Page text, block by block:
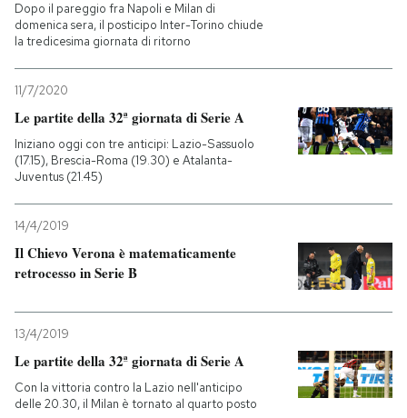
Dopo il pareggio fra Napoli e Milan di
domenica sera, il posticipo Inter-Torino chiude
la tredicesima giornata di ritorno
11/7/2020
Le partite della 32ª giornata di Serie A
Iniziano oggi con tre anticipi: Lazio-Sassuolo
(17.15), Brescia-Roma (19.30) e Atalanta-
Juventus (21.45)
14/4/2019
Il Chievo Verona è matematicamente
retrocesso in Serie B
13/4/2019
Le partite della 32ª giornata di Serie A
Con la vittoria contro la Lazio nell'anticipo
delle 20.30, il Milan è tornato al quarto posto